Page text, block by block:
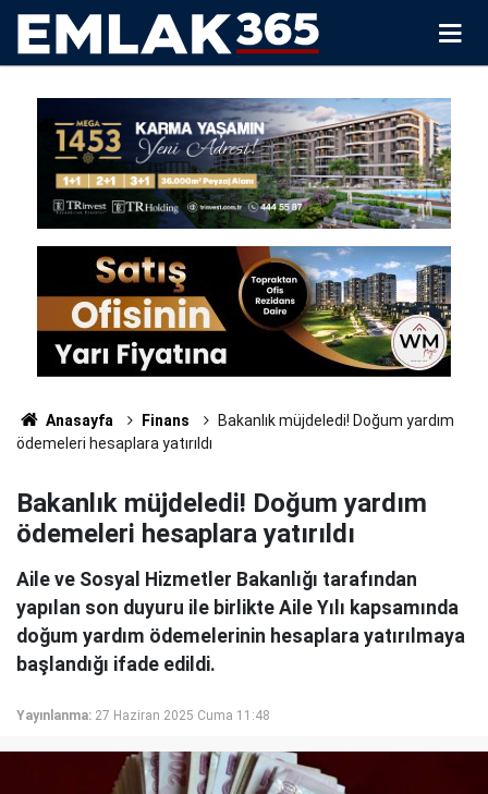
Anasayfa Finans
Bakanlık müjdeledi! Doğum yardım
ödemeleri hesaplara yatırıldı
Bakanlık müjdeledi! Doğum yardım
ödemeleri hesaplara yatırıldı
Aile ve Sosyal Hizmetler Bakanlığı tarafından
yapılan son duyuru ile birlikte Aile Yılı kapsamında
doğum yardım ödemelerinin hesaplara yatırılmaya
başlandığı ifade edildi.
Yayınlanma: 27 Haziran 2025 Cuma 11:48